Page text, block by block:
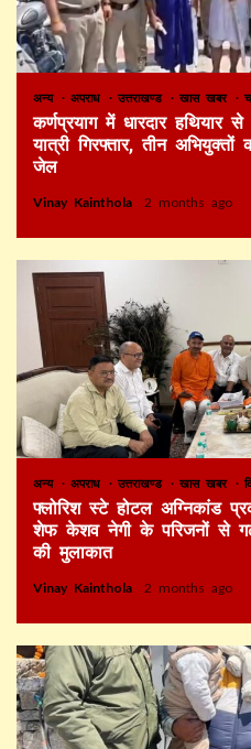
अन्य अपराध उत्तराखण्ड खास खबर
कर्णप्रयाग में धारदार हथियार
यात्री गिरफ्तार, तीन अभियुक्तों
जेल
Vinay Kainthola 2 months ago
अन्य अपराध उत्तराखण्ड खास खबर
फ्लोरिश स्टे होटल अग्निकांड
शेफ केशव नेगी के परिजनों से
की मुलाकात
Vinay Kainthola 2 months ago